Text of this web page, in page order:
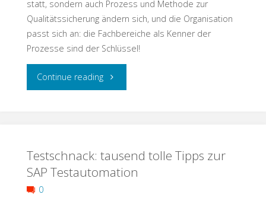
statt, sondern auch Prozess und Methode zur
Qualitätssicherung ändern sich, und die Organisation
passt sich an: die Fachbereiche als Kenner der
Prozesse sind der Schlüssel!
Continue reading"Testschnack:
–
so
Testschnack: tausend tolle Tipps zur
SAP Testautomation
0